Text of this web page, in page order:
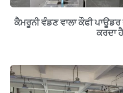
ਕੈਮਰੂਨੀ ਵੰਡਣ ਵਾਲਾ ਕੌਫੀ
ਕਰਦਾ ਹੈ